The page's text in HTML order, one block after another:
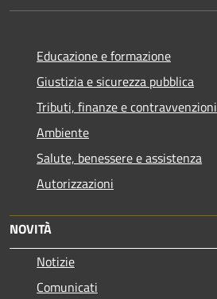
Educazione e formazione
Giustizia e sicurezza pubblica
Tributi, finanze e contravvenzioni
Ambiente
Salute, benessere e assistenza
Autorizzazioni
NOVITÀ
Notizie
Comunicati